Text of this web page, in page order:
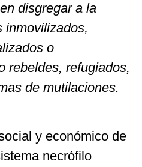
disgregar a la
inmovilizados,
o
rebeldes, refugiados,
de mutilaciones.
y económico de
necrófilo